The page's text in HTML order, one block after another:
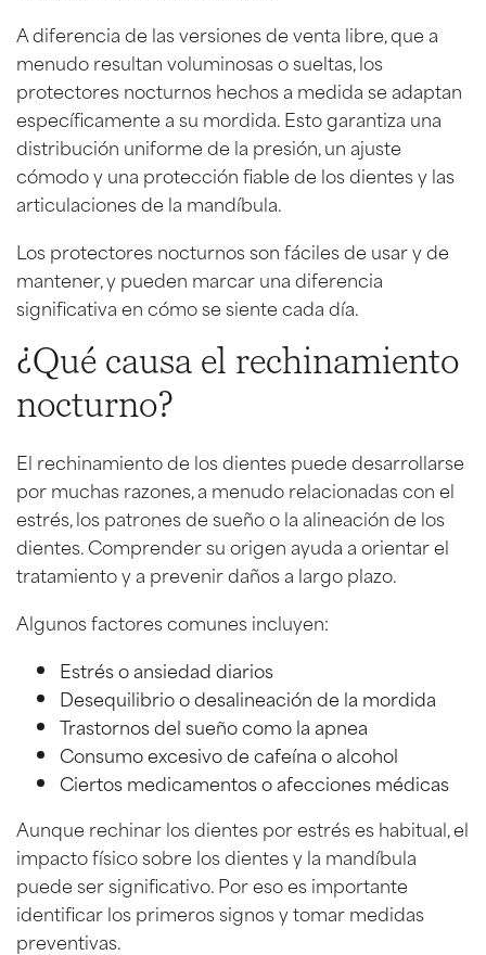
A diferencia de las versiones de venta libre, que a
menudo resultan voluminosas o sueltas, los
protectores nocturnos hechos a medida se adaptan
específicamente a su mordida. Esto garantiza una
distribución uniforme de la presión, un ajuste
cómodo y una protección fiable de los dientes y las
articulaciones de la mandíbula.
Los protectores nocturnos son fáciles de usar y de
mantener, y pueden marcar una diferencia
significativa en cómo se siente cada día.
¿Qué causa el rechinamiento
nocturno?
El rechinamiento de los dientes puede desarrollarse
por muchas razones, a menudo relacionadas con el
estrés, los patrones de sueño o la alineación de los
dientes. Comprender su origen ayuda a orientar el
tratamiento y a prevenir daños a largo plazo.
Algunos factores comunes incluyen:
Estrés o ansiedad diarios
Desequilibrio o desalineación de la mordida
Trastornos del sueño como la apnea
Consumo excesivo de cafeína o alcohol
Ciertos medicamentos o afecciones médicas
Aunque rechinar los dientes por estrés es habitual, el
impacto físico sobre los dientes y la mandíbula
puede ser significativo. Por eso es importante
identificar los primeros signos y tomar medidas
preventivas.